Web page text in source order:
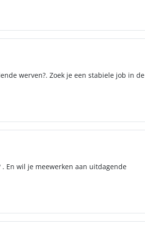
werven?. Zoek je een stabiele job in de
En wil je meewerken aan uitdagende